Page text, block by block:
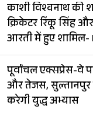
काशी विश्वनाथ की
क्रिकेटर रिंकू सिंह और
आरती में हुए शामिल-
पूर्वांचल एक्सप्रेस-वे
और तेजस, सुल्तानपुर
करेगी युद्ध अभ्यास